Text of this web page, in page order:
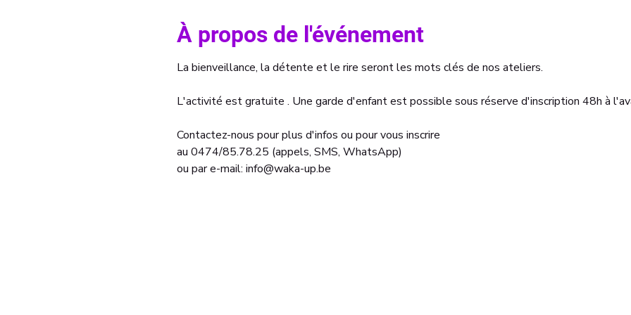
À propos de l'événement
La bienveillance, la détente et le rire seront les mots clés de nos ateliers.
L'activité est gratuite . Une garde d'enfant est possible sous réserve d'inscription 48h à
Contactez-nous pour plus d'infos ou pour vous inscrire
au 0474/85.78.25 (appels, SMS, WhatsApp)
ou par e-mail: info@waka-up.be